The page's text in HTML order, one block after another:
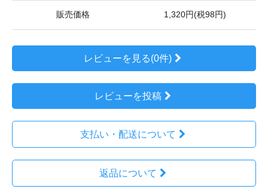
販売価格 1,320円(税98円)
レビューを見る(0件)
レビューを投稿
支払い・配送について
返品について